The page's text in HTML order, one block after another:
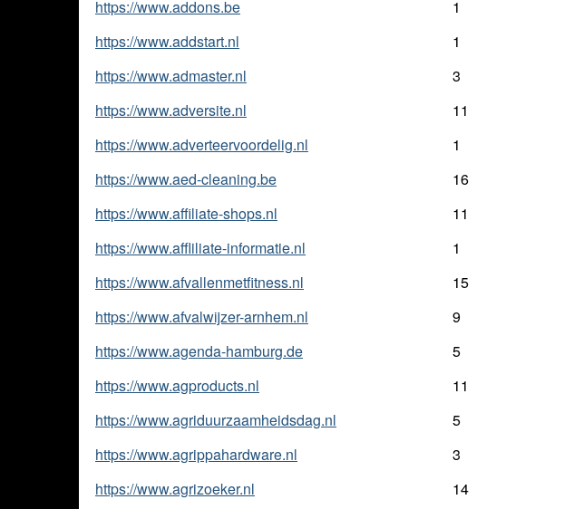
https://www.addons.be 1
https://www.addstart.nl 1
https://www.admaster.nl 3
https://www.adversite.nl 11
https://www.adverteervoordelig.nl 1
https://www.aed-cleaning.be 16
https://www.affiliate-shops.nl 11
https://www.affliliate-informatie.nl 1
https://www.afvallenmetfitness.nl 15
https://www.afvalwijzer-arnhem.nl 9
https://www.agenda-hamburg.de 5
https://www.agproducts.nl 11
https://www.agriduurzaamheidsdag.nl 5
https://www.agrippahardware.nl 3
https://www.agrizoeker.nl 14